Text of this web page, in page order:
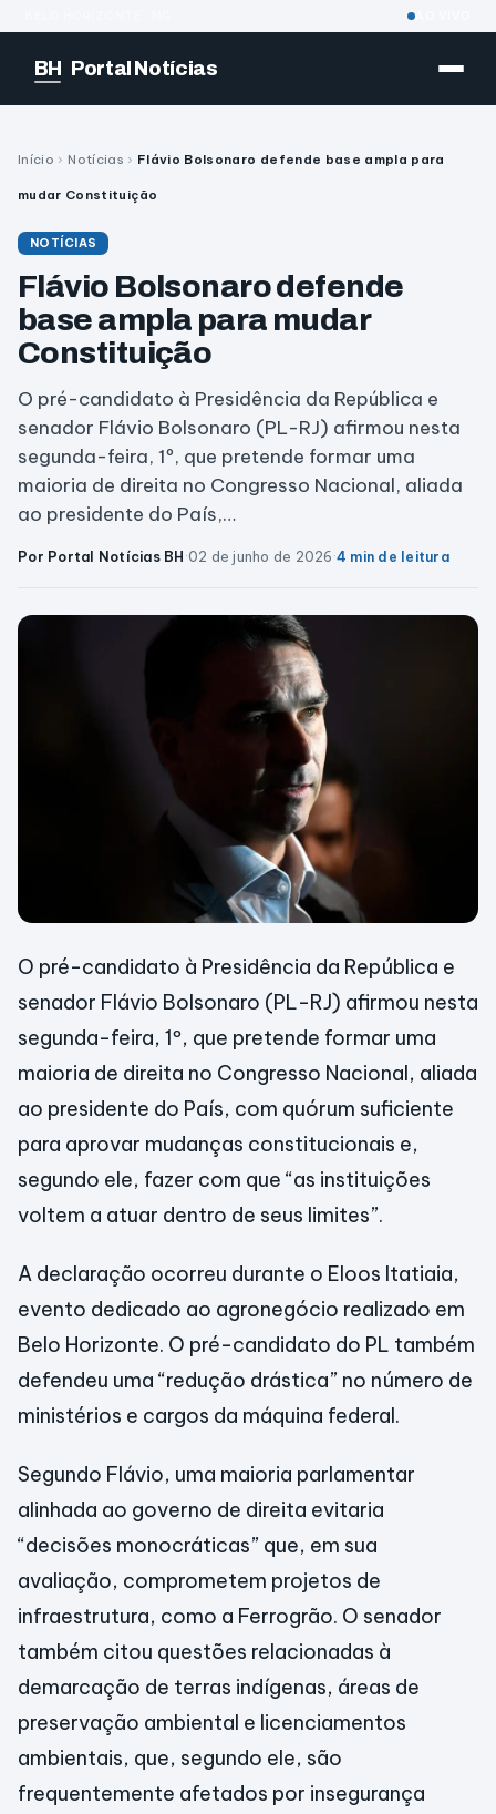
BH Portal Notícias
Início › Notícias › Flávio Bolsonaro defende base ampla para
mudar Constituição
NOTÍCIAS
Flávio Bolsonaro defende
base ampla para mudar
Constituição
O pré-candidato à Presidência da República e
senador Flávio Bolsonaro (PL-RJ) afirmou nesta
segunda-feira, 1º, que pretende formar uma
maioria de direita no Congresso Nacional, aliada
ao presidente do País,…
Por Portal Notícias BH·02 de junho de 2026·4 min de leitura
O pré-candidato à Presidência da República e
senador Flávio Bolsonaro (PL-RJ) afirmou nesta
segunda-feira, 1º, que pretende formar uma
maioria de direita no Congresso Nacional, aliada
ao presidente do País, com quórum suficiente
para aprovar mudanças constitucionais e,
segundo ele, fazer com que “as instituições
voltem a atuar dentro de seus limites”.
A declaração ocorreu durante o Eloos Itatiaia,
evento dedicado ao agronegócio realizado em
Belo Horizonte. O pré-candidato do PL também
defendeu uma “redução drástica” no número de
ministérios e cargos da máquina federal.
Segundo Flávio, uma maioria parlamentar
alinhada ao governo de direita evitaria
“decisões monocráticas” que, em sua
avaliação, comprometem projetos de
infraestrutura, como a Ferrogrão. O senador
também citou questões relacionadas à
demarcação de terras indígenas, áreas de
preservação ambiental e licenciamentos
ambientais, que, segundo ele, são
frequentemente afetados por insegurança